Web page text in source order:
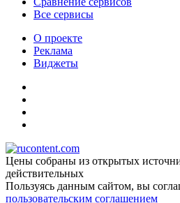
Все сервисы
О проекте
Реклама
Виджеты
Цены собраны из открытых
действительных
Пользуясь данным сайтом, вы
пользовательским соглашением